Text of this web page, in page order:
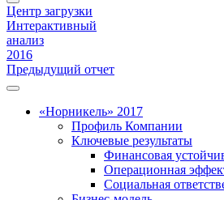
Центр загрузки
Интерактивный
анализ
2016
Предыдущий отчет
«Норникель» 2017
Профиль Компании
Ключевые результаты
Финансовая
Операционная
Социальная